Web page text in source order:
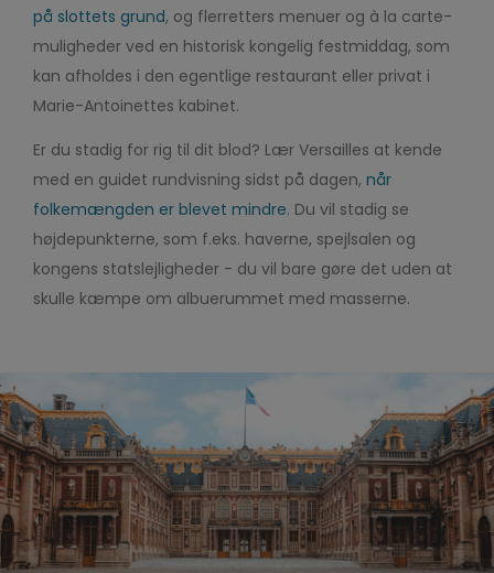
på slottets grund, og flerretters menuer og à la carte-
muligheder ved en historisk kongelig festmiddag, som
kan afholdes i den egentlige restaurant eller privat i
Marie-Antoinettes kabinet.
Er du stadig for rig til dit blod? Lær Versailles at kende
med en guidet rundvisning sidst på dagen, når
folkemængden er blevet mindre. Du vil stadig se
højdepunkterne, som f.eks. haverne, spejlsalen og
kongens statslejligheder - du vil bare gøre det uden at
skulle kæmpe om albuerummet med masserne.